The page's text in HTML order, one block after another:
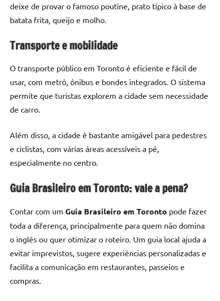
deixe de provar o famoso poutine, prato típico à base de
batata frita, queijo e molho.
Transporte e mobilidade
O transporte público em Toronto é eficiente e fácil de
usar, com metrô, ônibus e bondes integrados. O sistema
permite que turistas explorem a cidade sem necessidade
de carro.
Além disso, a cidade é bastante amigável para pedestres
e ciclistas, com várias áreas acessíveis a pé,
especialmente no centro.
Guia Brasileiro em Toronto: vale a pena?
Contar com um Guia Brasileiro em Toronto pode fazer
toda a diferença, principalmente para quem não domina
o inglês ou quer otimizar o roteiro. Um guia local ajuda a
evitar imprevistos, sugere experiências personalizadas e
facilita a comunicação em restaurantes, passeios e
compras.